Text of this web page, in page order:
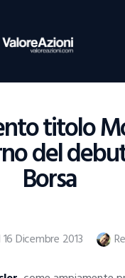
titolo
del
Borsa
Trading
Dicembre 2013